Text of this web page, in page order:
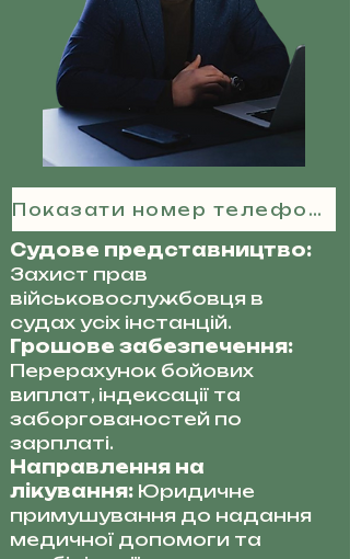
Показати номер телефону
Судове представництво:
Захист прав
військовослужбовця в
судах усіх інстанцій.
Грошове забезпечення:
Перерахунок бойових
виплат, індексації та
заборгованостей по
зарплаті.
Направлення на
лікування: Юридичне
примушування до надання
медичної допомоги та